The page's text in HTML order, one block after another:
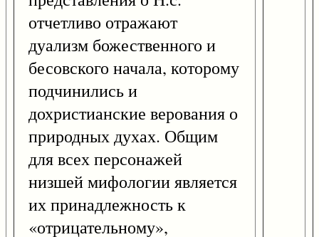
отчетливо отражают
дуализм божественного и
бесовского начала, которому
подчинились и
дохристианские верования о
природных духах. Общим
для всех персонажей
низшей мифологии является
их принадлежность к
«отрицательному»,